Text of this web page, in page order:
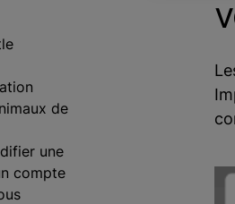
de
une
compte